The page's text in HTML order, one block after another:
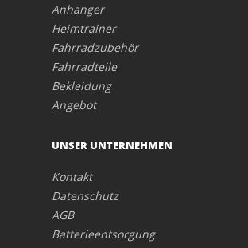
Anhänger
Heimtrainer
Fahrradzubehör
Fahrradteile
Bekleidung
Angebot
UNSER UNTERNEHMEN
Kontakt
Datenschutz
AGB
Batterieentsorgung